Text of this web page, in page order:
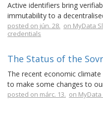
Active identifiers bring
immutability to a
posted on jún. 28. on MyData
credentials
The Status of the
The recent economic
to make some changes to
posted on márc. 13. on MyData